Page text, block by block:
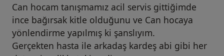
Can hocam tanışmamız acil servis gittiğimde
ince bağırsak kitle olduğunu ve Can hocaya
yönlendirme yapılmış ki şanslıyım.
Gerçekten hasta ile arkadaş kardeş abi gibi her